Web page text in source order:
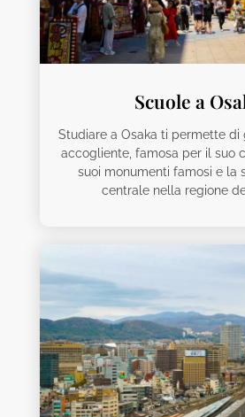
Scuole a
Studiare a Osaka ti permette di
accogliente, famosa per il suo
suoi monumenti famosi e la
centrale nella regione